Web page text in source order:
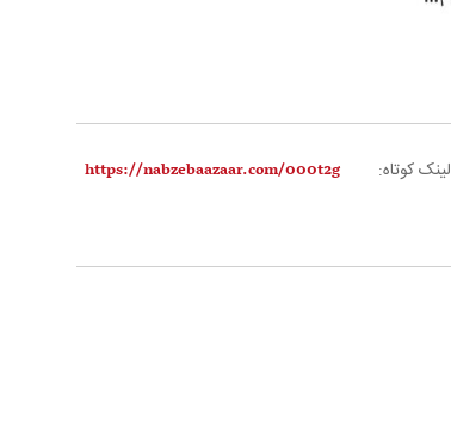
لینک کوتاه: